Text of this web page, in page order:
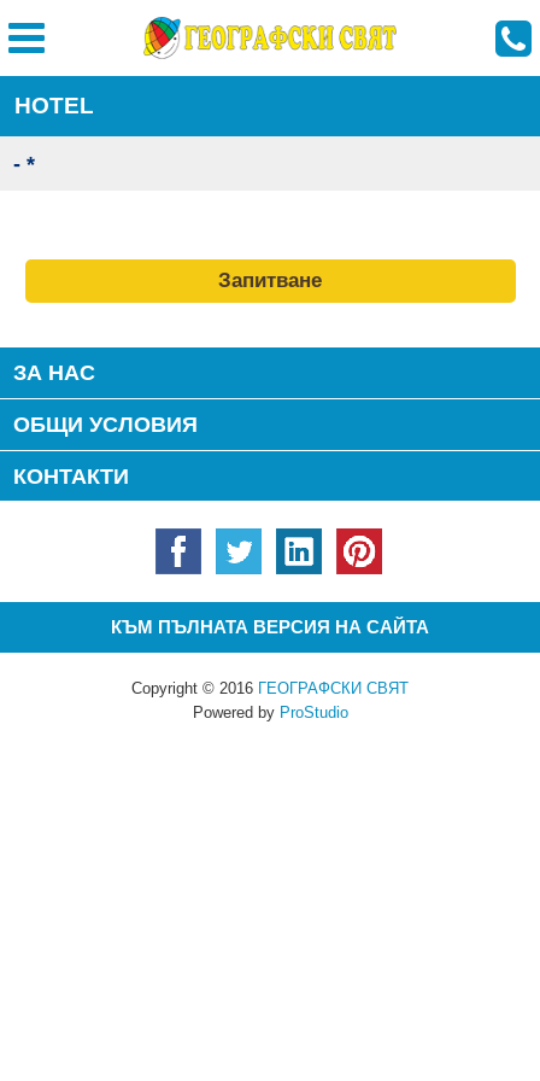
HOTEL
- *
Запитване
ЗА НАС
ОБЩИ УСЛОВИЯ
КОНТАКТИ
КЪМ ПЪЛНАТА ВЕРСИЯ НА САЙТА
Copyright © 2016 ГЕОГРАФСКИ СВЯТ
Powered by ProStudio